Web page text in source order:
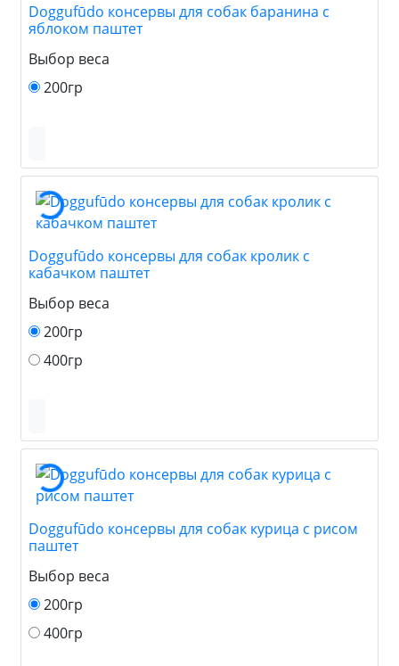
Doggufūdo консервы для собак баранина с
яблоком паштет
Выбор веса
200гр
Doggufūdo консервы для собак кролик с
кабачком паштет
Выбор веса
200гр
400гр
Doggufūdo консервы для собак курица с рисом
паштет
Выбор веса
200гр
400гр